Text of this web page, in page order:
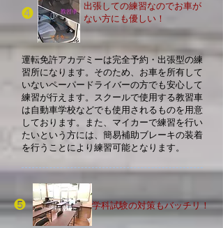
❹
出張しての練習なのでお車が
ない方にも優しい！
運転免許アカデミーは完全予約・出張型の練
習所になります。そのため、お車を所有して
いないペーパードライバーの方でも安心して
練習が行えます。 スクールで使用する教習車
は自動車学校などでも使用されるものを用意
しております。また、マイカーで練習を行い
たいという方には、簡易補助ブレーキの装着
を行うことにより練習可能となります。
❺ 学科試験の対策もバッチリ！